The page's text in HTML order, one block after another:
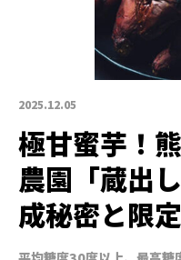
2025.12.05
極甘蜜芋！
農園「蔵出
成秘密と限